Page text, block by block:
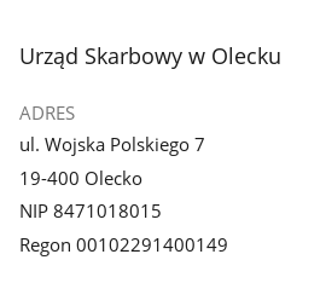
stopka
Urząd Skarbowy w Olecku
ADRES
ul. Wojska Polskiego 7
19-400 Olecko
NIP 8471018015
Regon 00102291400149